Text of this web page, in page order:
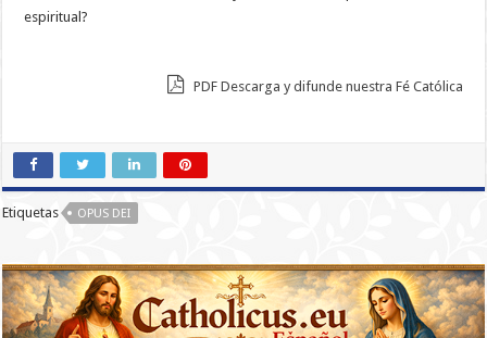
espiritual?
PDF Descarga y difunde nuestra Fé Católica
Etiquetas OPUS DEI